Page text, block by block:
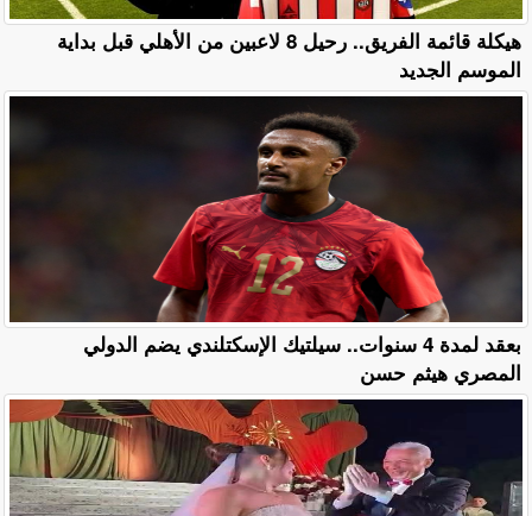
هيكلة قائمة الفريق.. رحيل 8 لاعبين من الأهلي قبل بداية
الموسم الجديد
بعقد لمدة 4 سنوات.. سيلتيك الإسكتلندي يضم الدولي
المصري هيثم حسن